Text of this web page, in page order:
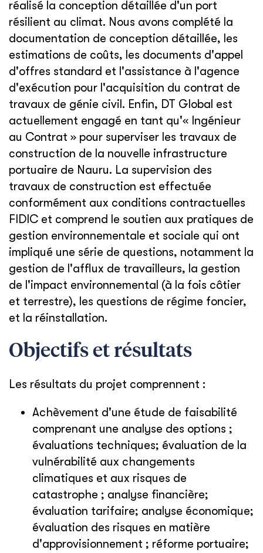
réalisé la conception détaillée d'un port
résilient au climat. Nous avons complété la
documentation de conception détaillée, les
estimations de coûts, les documents d'appel
d'offres standard et l'assistance à l'agence
d'exécution pour l'acquisition du contrat de
travaux de génie civil. Enfin, DT Global est
actuellement engagé en tant qu'« Ingénieur
au Contrat » pour superviser les travaux de
construction de la nouvelle infrastructure
portuaire de Nauru. La supervision des
travaux de construction est effectuée
conformément aux conditions contractuelles
FIDIC et comprend le soutien aux pratiques de
gestion environnementale et sociale qui ont
impliqué une série de questions, notamment la
gestion de l'afflux de travailleurs, la gestion
de l'impact environnemental (à la fois côtier
et terrestre), les questions de régime foncier,
et la réinstallation.
Objectifs et résultats
Les résultats du projet comprennent :
Achèvement d'une étude de faisabilité
comprenant une analyse des options ;
évaluations techniques; évaluation de la
vulnérabilité aux changements
climatiques et aux risques de
catastrophe ; analyse financière;
évaluation tarifaire; analyse économique;
évaluation des risques en matière
d'approvisionnement ; réforme portuaire;